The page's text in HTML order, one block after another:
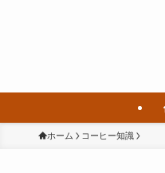
ホーム コーヒー知識